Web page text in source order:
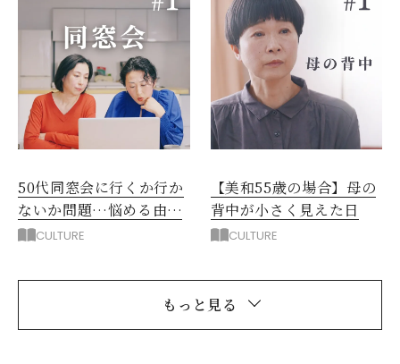
50代同窓会に行くか行か
ないか問題…悩める由紀
の“再挑戦”
CULTURE
【美和55歳の場合】母の
背中が小さく見えた日
CULTURE
もっと見る